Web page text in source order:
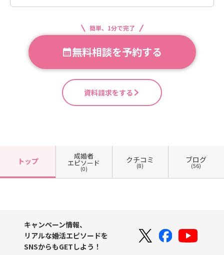
簡単、1分で完了
無料相談を予約する
資料請求をする
トップ
成婚者
エピソード
(0)
クチコミ
(8)
ブログ
(56)
キャンペーン情報、
リアルな婚活エピソードを
SNSからもGETしよう！